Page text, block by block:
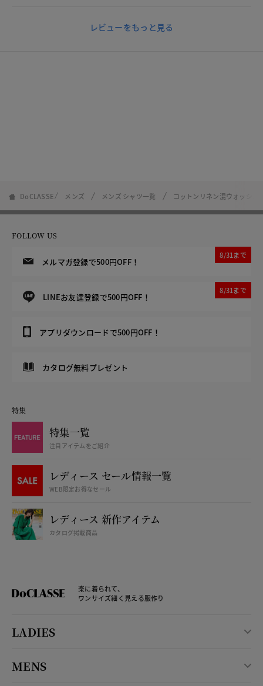
レビューをもっと見る
DoCLASSE メンズ メンズ シャツ一覧 コットンリネン混ウォッシュ
FOLLOW US
メルマガ登録で500円OFF！
8/31まで
LINEお友達登録で500円OFF！
8/31まで
アプリダウンロードで500円OFF！
カタログ無料プレゼント
特集
特集一覧
注目アイテムをご紹介
レディース セール情報一覧
WEB限定お得なセール
レディース 新作アイテム
カタログ掲載商品
楽に着られて、
ワンサイズ細く見える服作り
LADIES
MENS